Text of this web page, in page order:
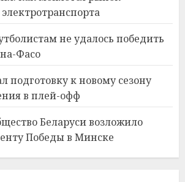
не удалось победить
Фасо
подготовку к новому сезону
в плей-офф
Беларуси возложило
Победы в Минске